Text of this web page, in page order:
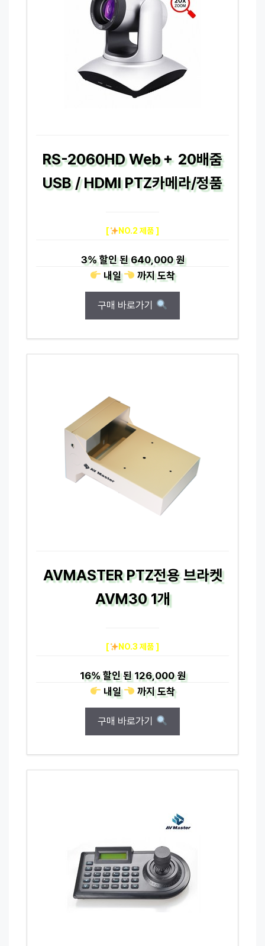
RS-2060HD Web＋ 20배줌
USB / HDMI PTZ카메라/정품
[ NO.2 제품 ]
3%할인 된640,000 원
내일
까지도착
구매 바로가기
AVMASTER PTZ전용 브라켓
AVM30 1개
[ NO.3 제품 ]
16%할인 된126,000 원
내일
까지도착
구매 바로가기